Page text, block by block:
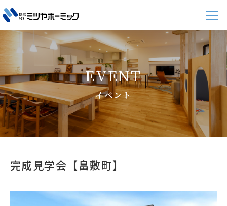
EVENT
イベント
完成見学会【畠敷町】